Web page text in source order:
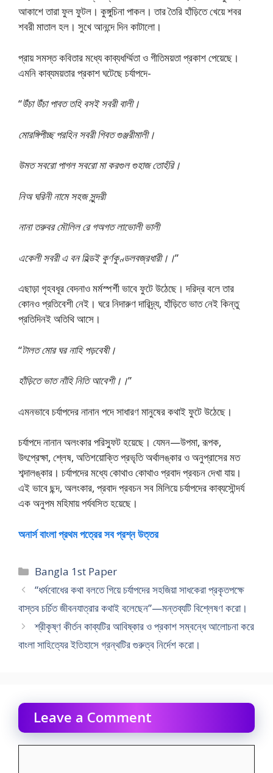
আকাশে তারা ফুল ফুটল। কুঙ্গুচিনা পাকল। তার তৈরি হাঁড়িতে খেয়ে শবর
শবরী মাতাল হল। সুখে আনন্দে দিন কাটালো।
প্রায় সমস্ত কবিতার মধ্যে কাব্যধৰ্ম্মিতা ও গীতিময়তা প্রকাশ পেয়েছে।
এমনি কাব্যময়তার প্রকাশ ঘটেছে চর্যাপদে-
“উঁচা উঁচা পাবত তহি বসই সবরী বালী।
মোরঙ্গিপীচ্ছ পরহিন সবরী গিবত গুঞ্জরীমালী।
উমত সবরো পাগল সবরো মা করগুল গুহাজ তোহঁরি।
নিঅ ঘরিনী নামে সহজ সুন্দরী
নানা তরুবর মৌলিল রে গঅগত লাভোলী ভালী
একেলী সবরী এ বন হিল্ডই কুর্ণকুণ্ডলবজ্রধারী।।”
এছাড়া গৃহবধূর বেদনাও মর্মস্পর্শী ভাবে ফুটে উঠেছে। দরিদ্র বলে তার
কোনও প্রতিবেশী নেই। ঘরে নিদারুণ দারিদ্র্য, হাঁড়িতে ভাত নেই কিন্তু
প্রতিদিনই অতিথি আসে।
“টালত মোর ঘর নাহি পড়বেষী।
হাঁড়িতে ভাত নাঁহি নিতি আবেশী।।”
এমনভাবে চর্যাপদের নানান পদে সাধারণ মানুষের কথাই ফুটে উঠেছে।
চর্যাপদে নানান অলংকার পরিস্ফুট হয়েছে। যেমন—উপমা, রূপক,
উৎপ্রেক্ষা, শ্লেষ, অতিশয়োক্তি প্রভৃতি অর্থালঙ্কার ও অনুপ্রাসের মত
শব্দালঙ্কার। চর্যাপদের মধ্যে কোথাও কোথাও প্রবাদ প্রবচন দেখা যায়।
এই ভাবে ছন্দ, অলংকার, প্রবাদ প্রবচন সব মিলিয়ে চর্যাপদের কাব্যসৌন্দর্য
এক অনুপম মহিমায় পর্যবসিত হয়েছে।
অনার্স বাংলা প্রথম পত্রের সব প্রশ্ন উত্তর
Categories
Bangla 1st Paper
“ধর্মবোধের কথা বলতে গিয়ে চর্যাপদের সহজিয়া সাধকেরা প্রকৃতপক্ষে
বাস্তব চর্চিত জীবনযাত্রার কথাই বলেছেন”—মন্তব্যটি বিশ্লেষণ করো।
শ্রীকৃষ্ণ কীর্তন কাব্যটির আবিষ্কার ও প্রকাশ সম্বন্ধে আলোচনা করে
বাংলা সাহিত্যের ইতিহাসে গ্রন্থটির গুরুত্ব নির্দেশ করো।
Leave a Comment